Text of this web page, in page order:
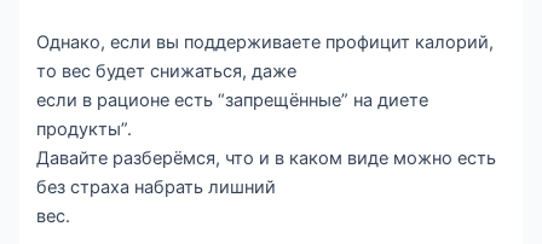
Однако, если вы поддерживаете профицит калорий,
то вес будет снижаться, даже
если в рационе есть “запрещённые” на диете
продукты”.
Давайте разберёмся, что и в каком виде можно есть
без страха набрать лишний
вес.